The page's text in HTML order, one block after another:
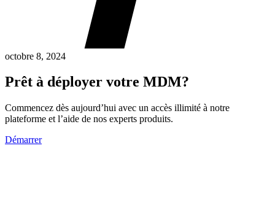
octobre 8, 2024
Prêt à déployer votre MDM?
Commencez dès aujourd’hui avec un accès illimité à notre
plateforme et l’aide de nos experts produits.
Démarrer